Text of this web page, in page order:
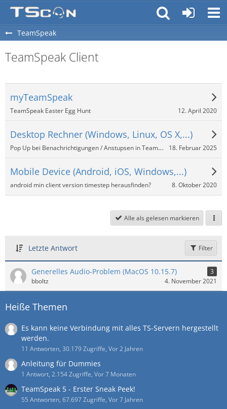
TeamSpeak
TeamSpeak Client
myTeamSpeak
TeamSpeak Easter Egg Hunt 12. April 2020
Desktop Rechner (Windows, Linux, OS X,...)
Pop Up bei Benachrichtigungen / Anstupsen in TeamSpeak 3? 18. Februar 2025
Mobile Device (Android, iOS, Windows,...)
android min client version timestep herausfinden? 8. Oktober 2020
Alle als gelesen markieren
Letzte Antwort Filter
Generelles Audio-Problem (MacOS 10.15.7)
3
bboltz
4. November 2021
Heiße Themen
Es kann keine Verbindung mit alles TS-Servern hergestellt
werden.
11 Antworten, 30.179 Zugriffe, Vor 2 Jahren
Anleitung für Dummies
1 Antwort, 2.154 Zugriffe, Vor 7 Monaten
TeamSpeak 5 - Erster Sneak Peek!
55 Antworten, 67.697 Zugriffe, Vor 7 Jahren